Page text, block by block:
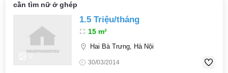
cần tìm nữ ở ghép
1.5 Triệu/tháng
15 m²
Hai Bà Trưng, Hà Nội
30/03/2014